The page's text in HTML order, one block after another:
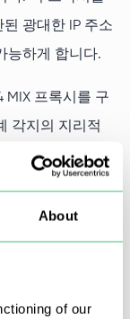
About
of our
광대한 IP 주소
능하게 합니다.
MIX 프록시를 구
각지의 지리적
다. 이 프록시들
능하게 합니다.
록시의 장